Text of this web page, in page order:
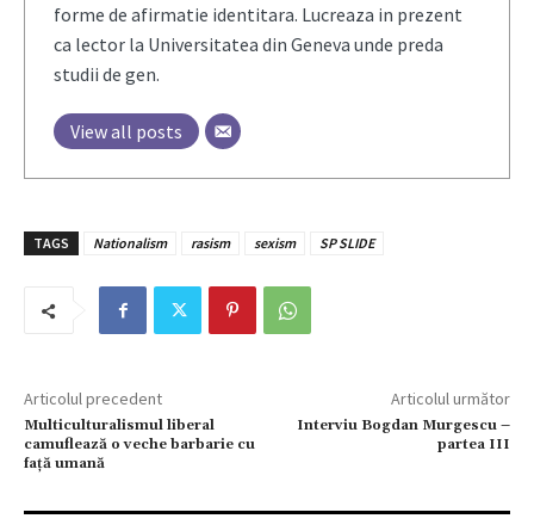
forme de afirmatie identitara. Lucreaza in prezent
ca lector la Universitatea din Geneva unde preda
studii de gen.
View all posts
TAGS Nationalism rasism sexism SP SLIDE
Articolul precedent
Multiculturalismul liberal
camuflează o veche barbarie cu
faţă umană
Articolul următor
Interviu Bogdan Murgescu –
partea III